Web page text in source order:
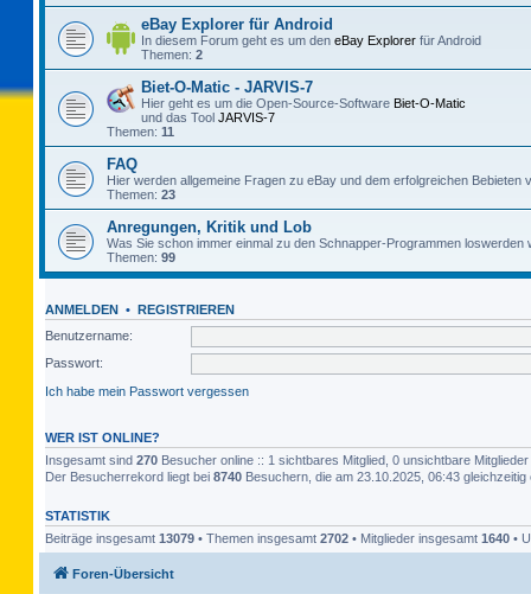
eBay Explorer für Android
In diesem Forum geht es um den eBay Explorer für Android
Themen: 2
Biet-O-Matic - JARVIS-7
Hier geht es um die Open-Source-Software Biet-O-Matic
und das Tool JARVIS-7
Themen: 11
FAQ
Hier werden allgemeine Fragen zu eBay und dem erfolgreichen Bebieten
Themen: 23
Anregungen, Kritik und Lob
Was Sie schon immer einmal zu den Schnapper-Programmen loswerden
Themen: 99
ANMELDEN • REGISTRIEREN
Benutzername:
Passwort:
Ich habe mein Passwort vergessen
WER IST ONLINE?
Insgesamt sind 270 Besucher online :: 1 sichtbares Mitglied, 0 unsichtbare
Der Besucherrekord liegt bei 8740 Besuchern, die am 23.10.2025, 06:43 gleichzeitig
STATISTIK
Beiträge insgesamt 13079 • Themen insgesamt 2702 • Mitglieder insgesamt 1640 •
Foren-Übersicht